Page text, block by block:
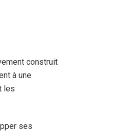
construit
à une
les
ses